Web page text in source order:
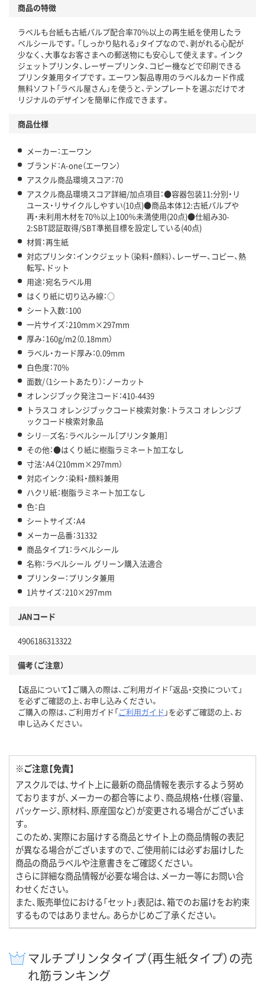
この商品の環境配慮ポイントです。下記商品詳細「
アスクル商品環境スコア詳細／加点項目
」で確認できます。
商品の特徴
ラベルも台紙も古紙パルプ配合率70％以上の再生紙を使用したラ
ベルシールです。「しっかり貼れる」タイプなので、剥がれる心配が
少なく、大事なお客さまへの郵送物にも安心して使えます。インク
ジェットプリンタ、レーザープリンタ、コピー機などで印刷できる
プリンタ兼用タイプです。エーワン製品専用のラベル&カード作成
無料ソフト「ラベル屋さん」を使うと、テンプレートを選ぶだけでオ
リジナルのデザインを簡単に作成できます。
商品仕様
メーカー：エーワン
ブランド：A-one（エーワン）
アスクル商品環境スコア：70
アスクル商品環境スコア詳細/加点項目：●容器包装11:分別・リ
ユース・リサイクルしやすい(10点)●商品本体12:古紙パルプや
再・未利用木材を70％以上100％未満使用(20点)●仕組み30-
2:SBT認証取得/SBT準拠目標を設定している(40点)
材質：再生紙
対応プリンタ：インクジェット（染料・顔料）、レーザー、コピー、熱
転写、ドット
用途：宛名ラベル用
はくり紙に切り込み線：○
シート入数：100
一片サイズ：210mm×297mm
厚み：160g/m2（0.18mm）
ラベル・カード厚み：0.09mm
白色度：70％
面数/（1シートあたり）：ノーカット
オレンジブック発注コード：410-4439
トラスコ オレンジブックコード検索対象：トラスコ オレンジブ
ックコード検索対象品
シリ―ズ名：ラベルシール［プリンタ兼用］
その他：●はくり紙に樹脂ラミネート加工なし
寸法：A4（210mm×297mm）
対応インク：染料・顔料兼用
ハクリ紙：樹脂ラミネート加工なし
色：白
シートサイズ：A4
メーカー品番：31332
商品タイプ1：ラベルシール
名称：ラベルシール グリーン購入法適合
プリンター：プリンタ兼用
1片サイズ：210×297mm
JANコード
4906186313322
備考（ご注意）
【返品について】ご購入の際は、ご利用ガイド「返品・交換について」
を必ずご確認の上、お申し込みください。
ご購入の際は、ご利用ガイド「ご利用ガイド 」を必ずご確認の上、お
申し込みください。
※ご注意【免責】
アスクルでは、サイト上に最新の商品情報を表示するよう努め
ておりますが、メーカーの都合等により、商品規格・仕様（容量、
パッケージ、原材料、原産国など）が変更される場合がございま
す。
このため、実際にお届けする商品とサイト上の商品情報の表記
が異なる場合がございますので、ご使用前には必ずお届けした
商品の商品ラベルや注意書きをご確認ください。
さらに詳細な商品情報が必要な場合は、メーカー等にお問い合
わせください。
また、販売単位における「セット」表記は、箱でのお届けをお約束
するものではありません。あらかじめご了承ください。
マルチプリンタタイプ（再生紙タイプ）の売
れ筋ランキング